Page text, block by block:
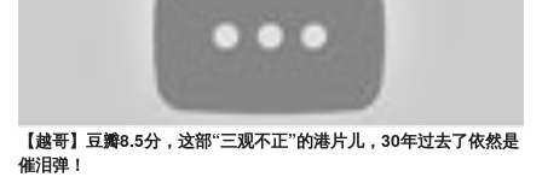
【越哥】豆瓣8.5分，这部“三观不正”的港片儿，30年过去了依然是
催泪弹！